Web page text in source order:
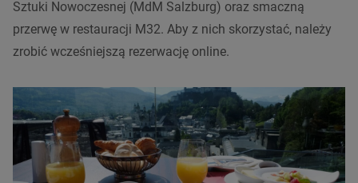
Sztuki Nowoczesnej (MdM Salzburg) oraz smaczną
przerwę w restauracji M32. Aby z nich skorzystać, należy
zrobić wcześniejszą rezerwację online.